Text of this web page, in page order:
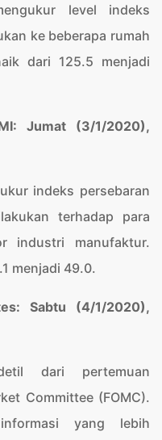
level indeks
ke beberapa rumah
dari 125.5 menjadi
Jumat (3/1/2020),
indeks persebaran
terhadap para
industri manufaktur.
menjadi 49.0.
Sabtu (4/1/2020),
dari pertemuan
Committee (FOMC).
yang lebih